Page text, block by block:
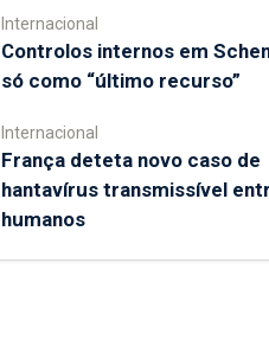
Internacional
Controlos internos em
só como “último recurso”
Internacional
França deteta novo caso de
hantavírus transmissível
humanos